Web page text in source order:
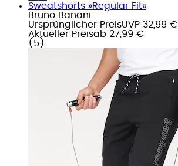
Sweatshorts »Regular Fit«
Bruno Banani
Ursprünglicher PreisUVP 32,99 €
Aktueller Preisab 27,99 €
( 5 )